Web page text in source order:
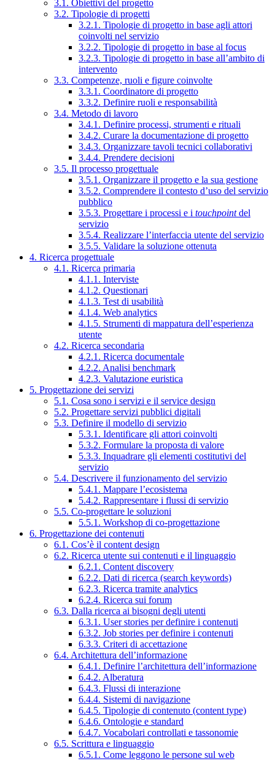
3.1. Obiettivi del progetto
3.2. Tipologie di progetti
3.2.1. Tipologie di progetto in base agli attori
coinvolti nel servizio
3.2.2. Tipologie di progetto in base al focus
3.2.3. Tipologie di progetto in base all’ambito di
intervento
3.3. Competenze, ruoli e figure coinvolte
3.3.1. Coordinatore di progetto
3.3.2. Definire ruoli e responsabilità
3.4. Metodo di lavoro
3.4.1. Definire processi, strumenti e rituali
3.4.2. Curare la documentazione di progetto
3.4.3. Organizzare tavoli tecnici collaborativi
3.4.4. Prendere decisioni
3.5. Il processo progettuale
3.5.1. Organizzare il progetto e la sua gestione
3.5.2. Comprendere il contesto d’uso del servizio
pubblico
3.5.3. Progettare i processi e i touchpointdel
servizio
3.5.4. Realizzare l’interfaccia utente del servizio
3.5.5. Validare la soluzione ottenuta
4. Ricerca progettuale
4.1. Ricerca primaria
4.1.1. Interviste
4.1.2. Questionari
4.1.3. Test di usabilità
4.1.4. Web analytics
4.1.5. Strumenti di mappatura dell’esperienza
utente
4.2. Ricerca secondaria
4.2.1. Ricerca documentale
4.2.2. Analisi benchmark
4.2.3. Valutazione euristica
5. Progettazione dei servizi
5.1. Cosa sono i servizi e il service design
5.2. Progettare servizi pubblici digitali
5.3. Definire il modello di servizio
5.3.1. Identificare gli attori coinvolti
5.3.2. Formulare la proposta di valore
5.3.3. Inquadrare gli elementi costitutivi del
servizio
5.4. Descrivere il funzionamento del servizio
5.4.1. Mappare l’ecosistema
5.4.2. Rappresentare i flussi di servizio
5.5. Co-progettare le soluzioni
5.5.1. Workshop di co-progettazione
6. Progettazione dei contenuti
6.1. Cos’è il content design
6.2. Ricerca utente sui contenuti e il linguaggio
6.2.1. Content discovery
6.2.2. Dati di ricerca (search keywords)
6.2.3. Ricerca tramite analytics
6.2.4. Ricerca sui forum
6.3. Dalla ricerca ai bisogni degli utenti
6.3.1. User stories per definire i contenuti
6.3.2. Job stories per definire i contenuti
6.3.3. Criteri di accettazione
6.4. Architettura dell’informazione
6.4.1. Definire l’architettura dell’informazione
6.4.2. Alberatura
6.4.3. Flussi di interazione
6.4.4. Sistemi di navigazione
6.4.5. Tipologie di contenuto (content type)
6.4.6. Ontologie e standard
6.4.7. Vocabolari controllati e tassonomie
6.5. Scrittura e linguaggio
6.5.1. Come leggono le persone sul web